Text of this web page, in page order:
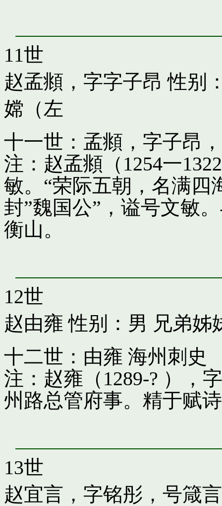
11世
赵孟頫，字字子昂 性别
嫦（左
十一世：孟頫，字子昂
注：赵孟頫（1254一
敏。“荣际五朝，名满四
封”魏国公”，谥号文敏
衡山。
12世
赵由雍 性别：男 兄弟姊
十二世：由雍 海州刺史
注：赵雍（1289-? ），
州路总管府事。精于赋
13世
赵宜言，字铭彤，号箴言